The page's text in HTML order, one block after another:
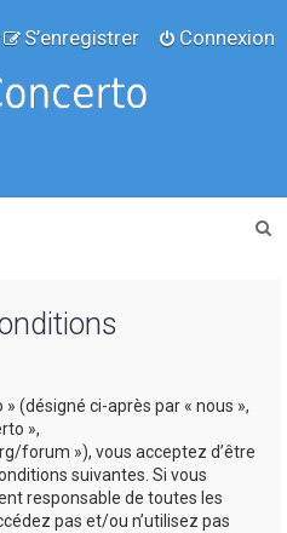
Connexion
S’enregistrer
(désigné ci-après par « nous »,
»,
forum »), vous acceptez d’être
suivantes. Si vous
responsable de toutes les
pas et/ou n’utilisez pas